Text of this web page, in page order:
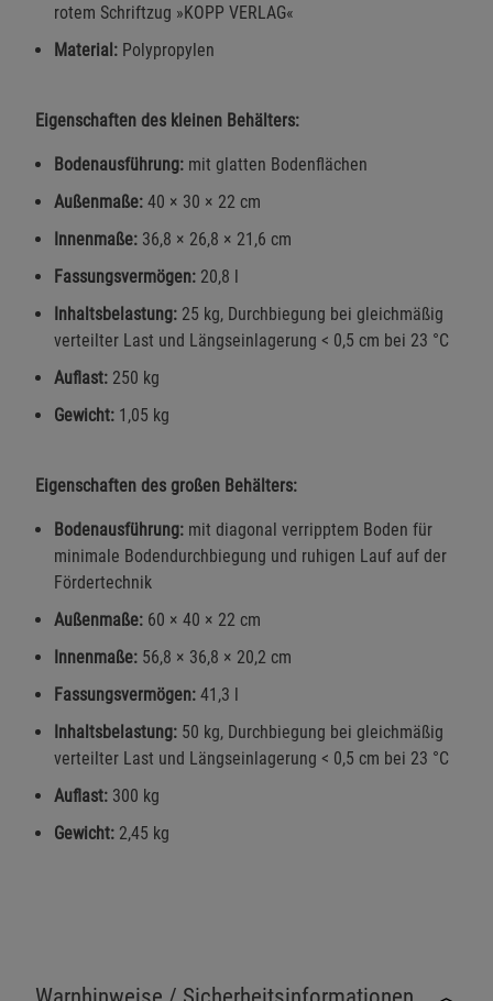
rotem Schriftzug »KOPP VERLAG«
Material: Polypropylen
Eigenschaften des kleinen Behälters:
Bodenausführung: mit glatten Bodenflächen
Außenmaße: 40 × 30 × 22 cm
Innenmaße: 36,8 × 26,8 × 21,6 cm
Fassungsvermögen: 20,8 l
Inhaltsbelastung: 25 kg, Durchbiegung bei gleichmäßig
verteilter Last und Längseinlagerung < 0,5 cm bei 23 °C
Auflast: 250 kg
Gewicht: 1,05 kg
Eigenschaften des großen Behälters:
Bodenausführung: mit diagonal verripptem Boden für
minimale Bodendurchbiegung und ruhigen Lauf auf der
Fördertechnik
Außenmaße: 60 × 40 × 22 cm
Innenmaße: 56,8 × 36,8 × 20,2 cm
Fassungsvermögen: 41,3 l
Inhaltsbelastung: 50 kg, Durchbiegung bei gleichmäßig
verteilter Last und Längseinlagerung < 0,5 cm bei 23 °C
Auflast: 300 kg
Gewicht: 2,45 kg